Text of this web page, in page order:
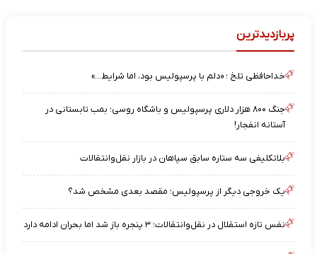
پربازدیدترین
خداحافظی تلخ ؛ «دلم با پرسپولیس بود، اما شرایط…»
جنگ ۸۰۰ هزار دلاری پرسپولیس و باشگاه روسی؛ بمب تابستانی در
آستانه انفجار!
بلاتکلیفی سه ستاره سابق سپاهان در بازار نقل‌وانتقالات
یک خروجی دیگر از پرسپولیس؛ مقصد بعدی مشخص شد؟
نفس تازه استقلال در نقل‌وانتقالات؛ ۳ پنجره باز شد اما بحران ادامه دارد